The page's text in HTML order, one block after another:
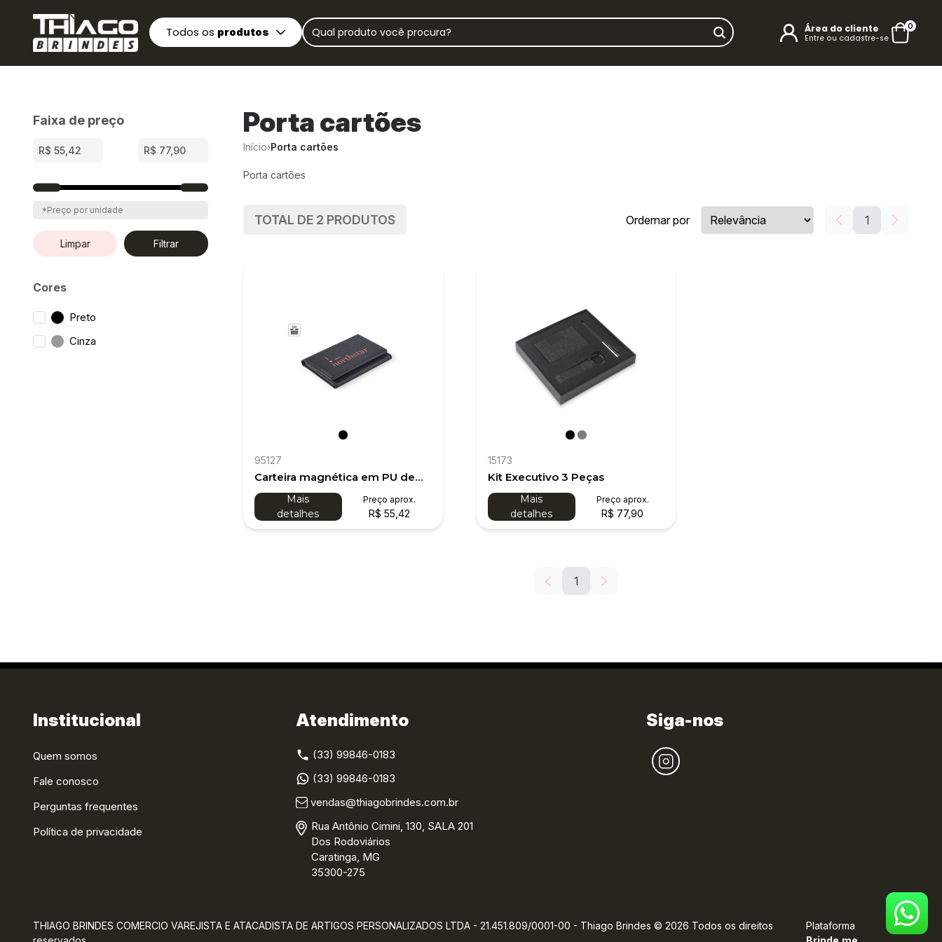
Todos os produtos Área do cliente
Entre ou cadastre-se
0
Faixa de preço
*Preço por unidade
Limpar Filtrar
Cores
Preto
Cinza
Porta cartões
Início›Porta cartões
Porta cartões
TOTAL DE 2 PRODUTOS Ordernar por 1
95127
Carteira magnética em PU de
grande capacidade com
bloqueio RFID
Mais
detalhes
Preço aprox.
R$ 55,42
15173
Kit Executivo 3 Peças
Mais
detalhes
Preço aprox.
R$ 77,90
1
Institucional
Quem somos
Fale conosco
Perguntas frequentes
Política de privacidade
Atendimento
(33) 99846-0183
(33) 99846-0183
vendas@thiagobrindes.com.br
Rua Antônio Cimini, 130, SALA 201
Dos Rodoviários
Caratinga, MG
35300-275
Siga-nos
THIAGO BRINDES COMERCIO VAREJISTA E ATACADISTA DE ARTIGOS PERSONALIZADOS LTDA - 21.451.809/0001-00 - Thiago Brindes © 2026 Todos os direitos
Plataforma